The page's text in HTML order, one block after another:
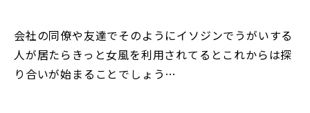
会社の同僚や友達でそのようにイソジンでうがいする
人が居たらきっと女風を利用されてるとこれからは探
り合いが始まることでしょう…